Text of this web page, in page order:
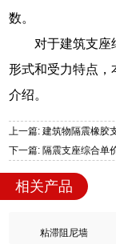
数。
对于建筑支座
形式和受力特点，
介绍。
上一篇: 建筑物隔震橡胶
下一篇: 隔震支座综合单
相关产品
粘滞阻尼墙